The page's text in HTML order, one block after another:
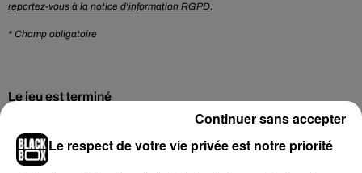
reportez-vous à la notice d'information RGPD.
* Champ obligatoire
Le jeu est terminé
Hip-Hop News
Le respect de votre vie privée est notre priorité
Continuer sans accepter